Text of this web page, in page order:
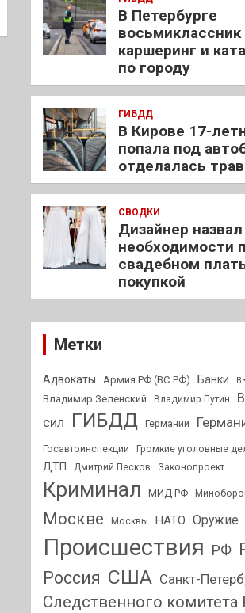
В Петербурге
восьмиклассник
каршеринг и
по городу
ГИБДД
В Кирове 17-
попала под
отделалась
СВОДКИ
Дизайнер
необходимости
свадебном
покупкой
Метки
Адвокаты Армия РФ (ВС РФ) Банки
Владимир Зеленский Владимир Путин
сил
ГИБДД Германии
Госавтоинспекции Громкие уголовные
ДТП Дмитрий Песков Законопроект
Криминал МИД РФ
Москве Москвы НАТО Оружие
Происшествия РФ
Россия США Санкт-
Следственного комитета